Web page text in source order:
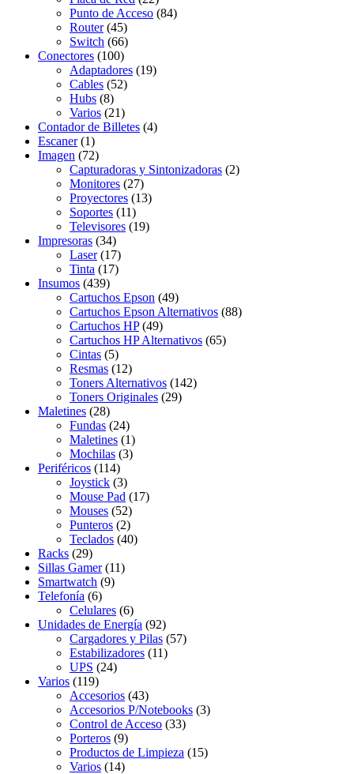
Punto de Acceso (84)
Router (45)
Switch (66)
Conectores (100)
Adaptadores (19)
Cables (52)
Hubs (8)
Varios (21)
Contador de Billetes (4)
Escaner (1)
Imagen (72)
Capturadoras y Sintonizadoras (2)
Monitores (27)
Proyectores (13)
Soportes (11)
Televisores (19)
Impresoras (34)
Laser (17)
Tinta (17)
Insumos (439)
Cartuchos Epson (49)
Cartuchos Epson Alternativos (88)
Cartuchos HP (49)
Cartuchos HP Alternativos (65)
Cintas (5)
Resmas (12)
Toners Alternativos (142)
Toners Originales (29)
Maletines (28)
Fundas (24)
Maletines (1)
Mochilas (3)
Periféricos (114)
Joystick (3)
Mouse Pad (17)
Mouses (52)
Punteros (2)
Teclados (40)
Racks (29)
Sillas Gamer (11)
Smartwatch (9)
Telefonía (6)
Celulares (6)
Unidades de Energía (92)
Cargadores y Pilas (57)
Estabilizadores (11)
UPS (24)
Varios (119)
Accesorios (43)
Accesorios P/Notebooks (3)
Control de Acceso (33)
Porteros (9)
Productos de Limpieza (15)
Varios (14)